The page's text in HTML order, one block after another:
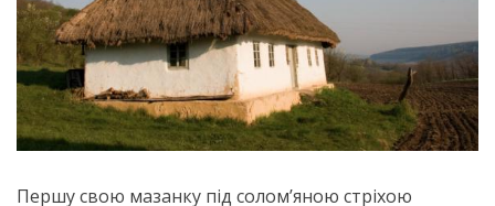
Першу свою мазанку під солом’яною стріхою